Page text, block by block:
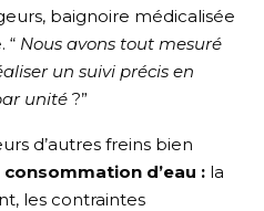
baignoire médicalisée
“ Nous avons tout mesuré
un suivi précis en
unité ?”
d’autres freins bien
d’eau : la
les contraintes